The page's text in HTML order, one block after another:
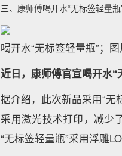
三、康师傅喝开水“无标签轻量
喝开水“无标签轻量瓶”；
近日，康师傅官宣喝开水“
据介绍，此次新品采用“无
采用激光技术打印，减少
“无标签轻量瓶”采用浮雕